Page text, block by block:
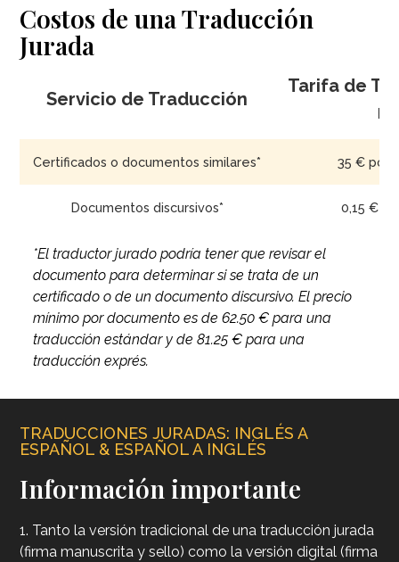
Costos de una Traducción
Jurada
Servicio de Traducción
Tarifa de
Certificados o documentos similares* 35 € por
Documentos discursivos* 0,15 €
*El traductor jurado podría tener que revisar el
documento para determinar si se trata de un
certificado o de un documento discursivo. El precio
mínimo por documento es de 62.50 € para una
traducción estándar y de 81.25 € para una
traducción exprés.
TRADUCCIONES JURADAS: INGLÉS A
ESPAÑOL & ESPAÑOL A INGLÉS
Información importante
1. Tanto la versión tradicional de una traducción jurada
(firma manuscrita y sello) como la versión digital (firma